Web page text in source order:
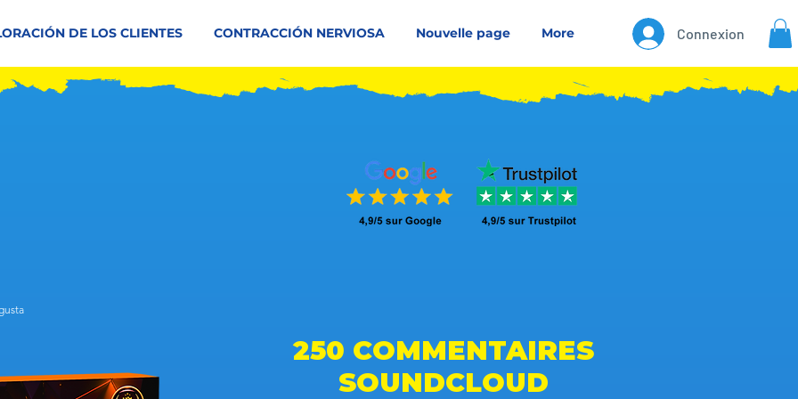
DE LOS CLIENTES CONTRACCIÓN NERVIOSA Nouvelle page More Connexion
en 150 votos, a la gente le gusta
250 COMMENTAIRES
SOUNDCLOUD